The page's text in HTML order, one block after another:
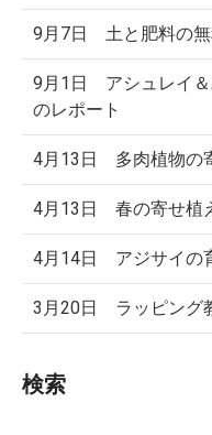
9月7日 土と肥料の無
9月1日 アシュレイ＆
のレポート
4月13日 多肉植物の
4月13日 春の寄せ植
4月14日 アジサイの
3月20日 ラッピング
検索